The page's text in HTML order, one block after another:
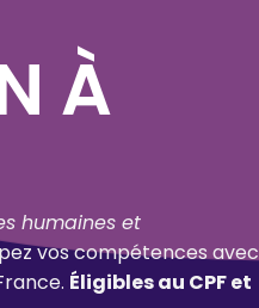
À
humaines et
vos compétences avec
Éligibles au CPF et